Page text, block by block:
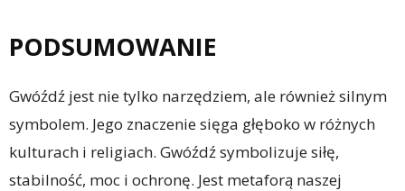
PODSUMOWANIE
Gwóźdź jest nie tylko narzędziem, ale również silnym
symbolem. Jego znaczenie sięga głęboko w różnych
kulturach i religiach. Gwóźdź symbolizuje siłę,
stabilność, moc i ochronę. Jest metaforą naszej